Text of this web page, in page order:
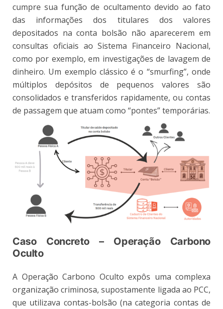
cumpre sua função de ocultamento devido ao fato
das informações dos titulares dos valores
depositados na conta bolsão não aparecerem em
consultas oficiais ao Sistema Financeiro Nacional,
como por exemplo, em investigações de lavagem de
dinheiro. Um exemplo clássico é o “smurfing”, onde
múltiplos depósitos de pequenos valores são
consolidados e transferidos rapidamente, ou contas
de passagem que atuam como “pontes” temporárias.
Caso Concreto – Operação Carbono
Oculto
A Operação Carbono Oculto expôs uma complexa
organização criminosa, supostamente ligada ao PCC,
que utilizava contas-bolsão (na categoria contas de